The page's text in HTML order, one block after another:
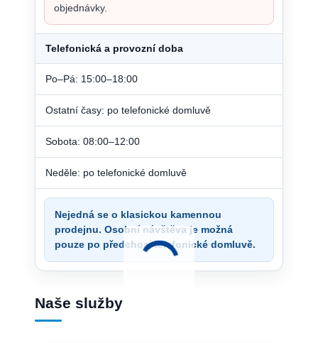
objednávky.
Telefonická a provozní doba
Po–Pá: 15:00–18:00
Ostatní časy: po telefonické domluvě
Sobota: 08:00–12:00
Neděle: po telefonické domluvě
Nejedná se o klasickou kamennou
prodejnu. Osobní návštěva je možná
pouze po předchozí telefonické domluvě.
Naše služby